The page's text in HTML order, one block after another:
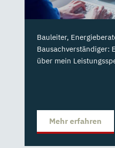
Bauleiter,
Bausachverständiger:
über mein
Mehr erfahren